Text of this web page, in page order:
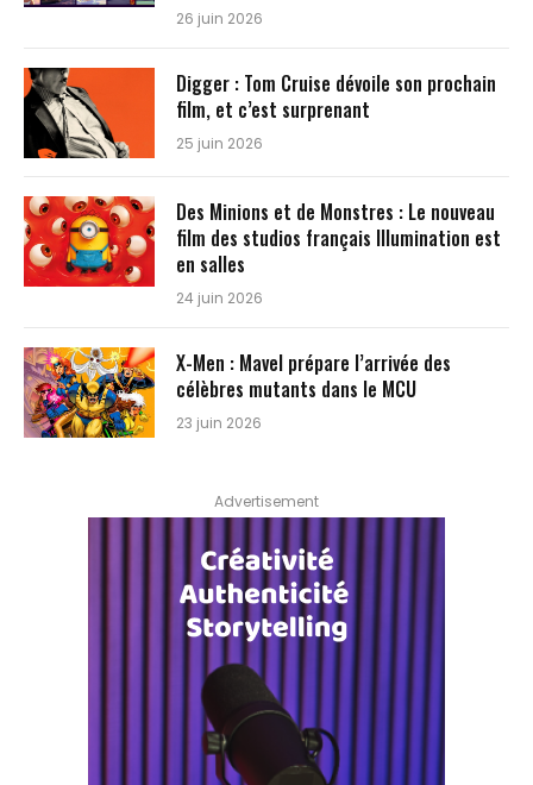
26 juin 2026
Digger : Tom Cruise dévoile son prochain
film, et c’est surprenant
25 juin 2026
Des Minions et de Monstres : Le nouveau
film des studios français Illumination est
en salles
24 juin 2026
X-Men : Mavel prépare l’arrivée des
célèbres mutants dans le MCU
23 juin 2026
Advertisement